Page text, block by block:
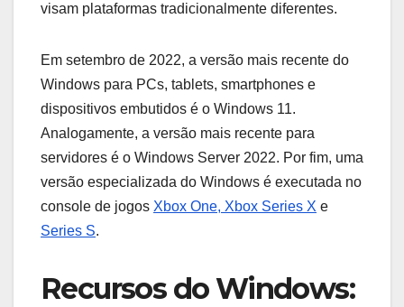
visam plataformas tradicionalmente diferentes.
Em setembro de 2022, a versão mais recente do
Windows para PCs, tablets, smartphones e
dispositivos embutidos é o Windows 11.
Analogamente, a versão mais recente para
servidores é o Windows Server 2022. Por fim, uma
versão especializada do Windows é executada no
console de jogos Xbox One, Xbox Series X e
Series S.
Recursos do Windows: